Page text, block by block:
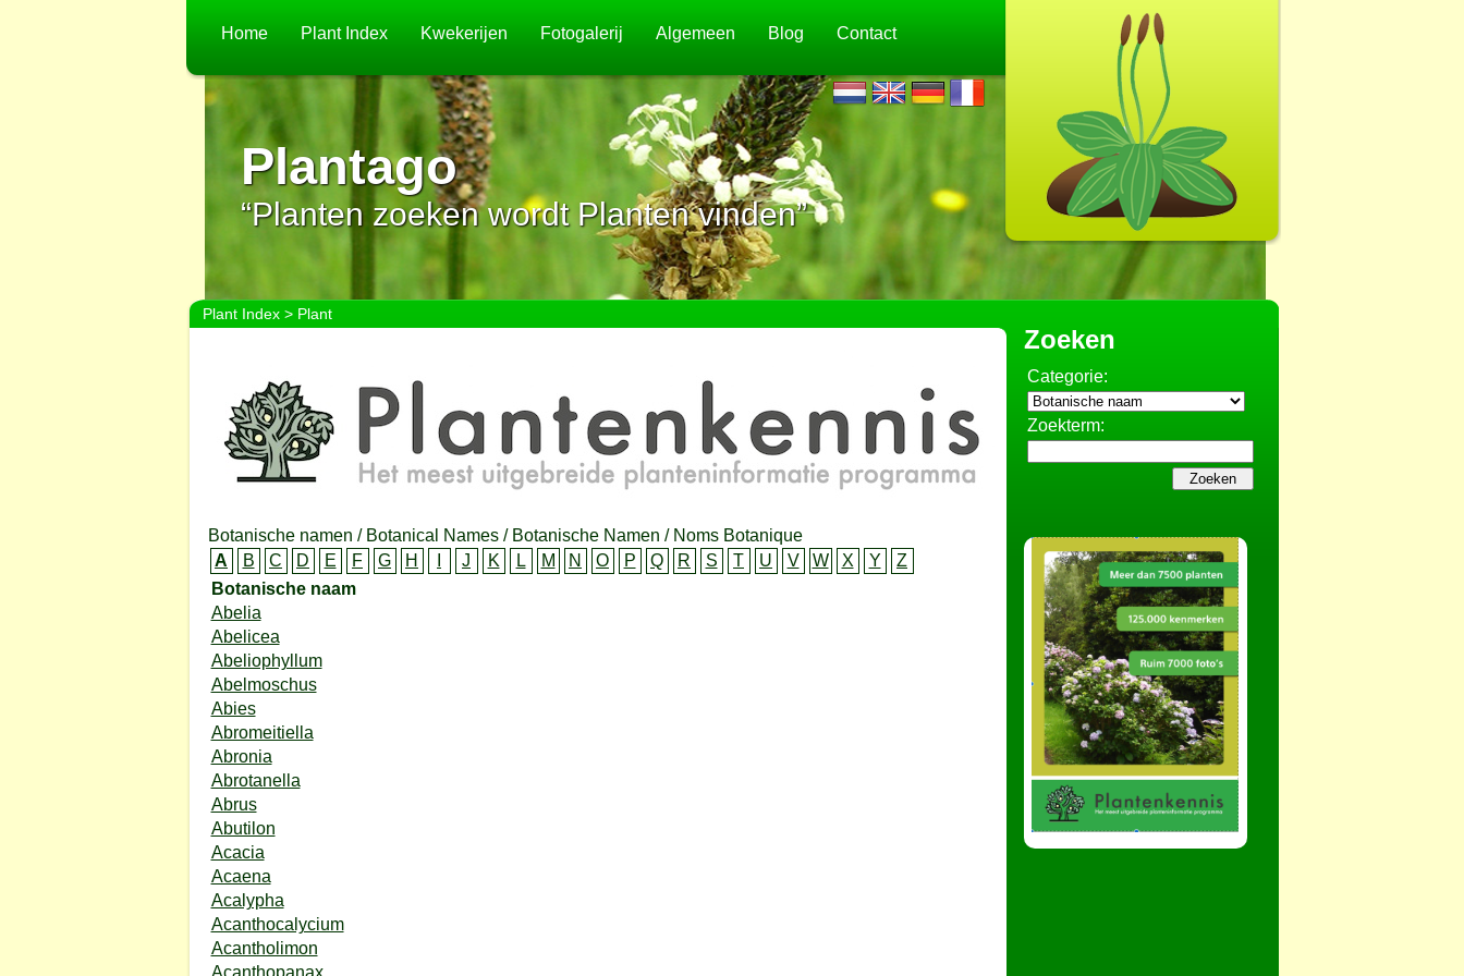
Home Plant Index Kwekerijen Fotogalerij Algemeen Blog Contact
Plantago
“Planten zoeken wordt Planten vinden”
Plant Index> Plant
Botanische namen / Botanical Names / Botanische Namen / Noms Botanique
A
B C D E F G H J K L M N O P Q R S T U V W X Y
Z
Botanische naam
Abelia
Abelicea
Abeliophyllum
Abelmoschus
Abies
Abromeitiella
Abronia
Abrotanella
Abrus
Abutilon
Acacia
Acaena
Acalypha
Acanthocalycium
Acantholimon
Acanthopanax
Zoeken
Categorie:
Zoekterm: